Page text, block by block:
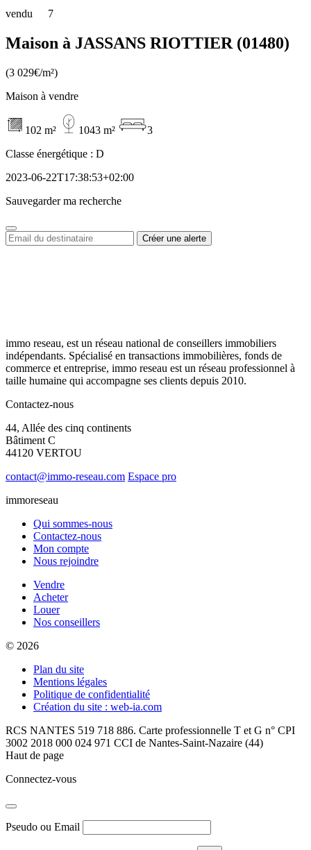
vendu 7
Maison à JASSANS RIOTTIER (01480)
(3 029€/m²)
Maison à vendre
102 m² 1043 m²
3
Classe énergétique : D
2023-06-22T17:38:53+02:00
Sauvegarder ma recherche
immo reseau, est un réseau national de conseillers immobiliers
indépendants. Spécialisé en transactions immobilières, fonds de
commerce et entreprise, immo reseau est un réseau professionnel à
taille humaine qui accompagne ses clients depuis 2010.
Contactez-nous
44, Allée des cinq continents
Bâtiment C
44120 VERTOU
contact@immo-reseau.com Espace pro
immoreseau
Qui sommes-nous
Contactez-nous
Mon compte
Nous rejoindre
Vendre
Acheter
Louer
Nos conseillers
© 2026
Plan du site
Mentions légales
Politique de confidentialité
Création du site : web-ia.com
RCS NANTES 519 718 886. Carte professionnelle T et G n° CPI
3002 2018 000 024 971 CCI de Nantes-Saint-Nazaire (44)
Haut de page
Connectez-vous
Pseudo ou Email